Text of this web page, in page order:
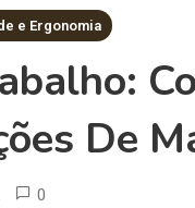
e Ergonomia
De
0